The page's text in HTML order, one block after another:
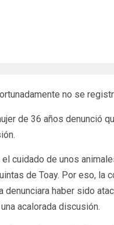
no se
de 36 años denunció
cuidado de unos
de Toay. Por eso, la
haber sido
acalorada discusión.